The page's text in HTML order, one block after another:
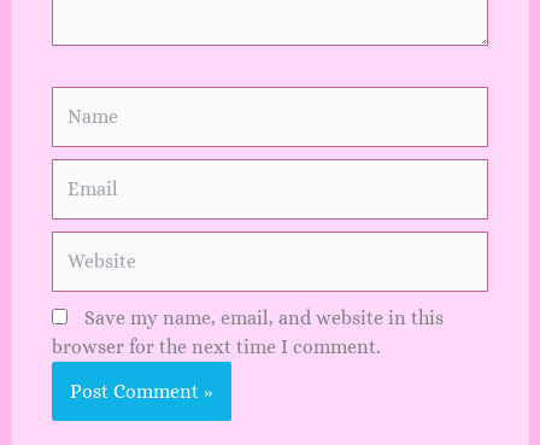
Save my name, email, and website in this
browser for the next time I comment.